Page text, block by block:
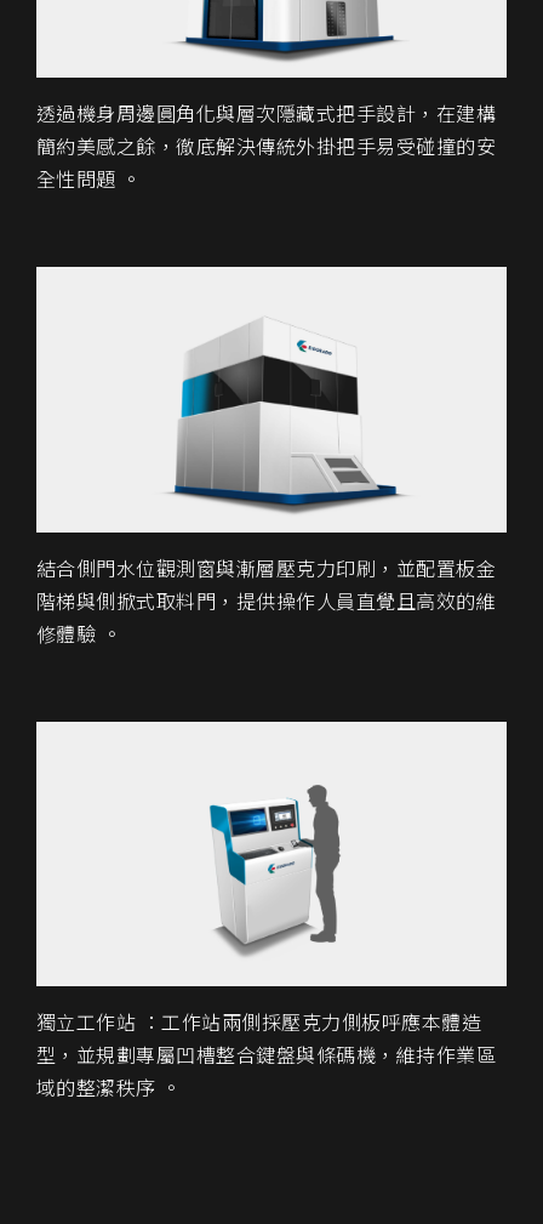
透過機身周邊圓角化與層次隱藏式把手設計，在建構
簡約美感之餘，徹底解決傳統外掛把手易受碰撞的安
全性問題 。
結合側門水位觀測窗與漸層壓克力印刷，並配置板金
階梯與側掀式取料門，提供操作人員直覺且高效的維
修體驗 。
獨立工作站 ：工作站兩側採壓克力側板呼應本體造
型，並規劃專屬凹槽整合鍵盤與條碼機，維持作業區
域的整潔秩序 。